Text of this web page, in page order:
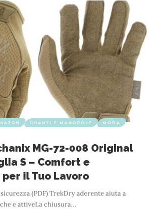
GUANTI E MANOPOLE
MODA
MG-72-008 Original
S – Comfort e
il Tuo Lavoro
(PDF) TrekDry aderente aiuta a
e attiveLa chiusura…